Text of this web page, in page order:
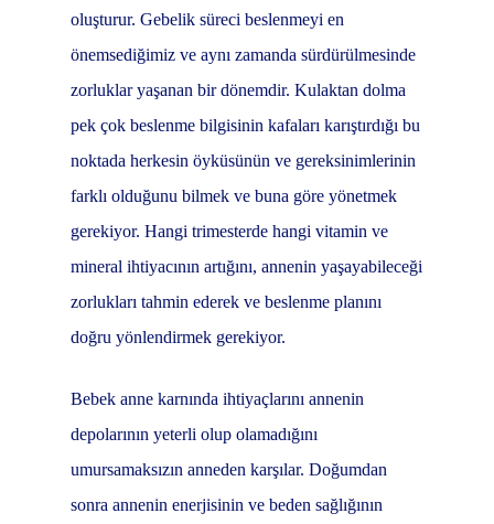
oluşturur. Gebelik süreci beslenmeyi en
önemsediğimiz ve aynı zamanda sürdürülmesinde
zorluklar yaşanan bir dönemdir. Kulaktan dolma
pek çok beslenme bilgisinin kafaları karıştırdığı bu
noktada herkesin öyküsünün ve gereksinimlerinin
farklı olduğunu bilmek ve buna göre yönetmek
gerekiyor. Hangi trimesterde hangi vitamin ve
mineral ihtiyacının artığını, annenin yaşayabileceği
zorlukları tahmin ederek ve beslenme planını
doğru yönlendirmek gerekiyor.
Bebek anne karnında ihtiyaçlarını annenin
depolarının yeterli olup olamadığını
umursamaksızın anneden karşılar. Doğumdan
sonra annenin enerjisinin ve beden sağlığının